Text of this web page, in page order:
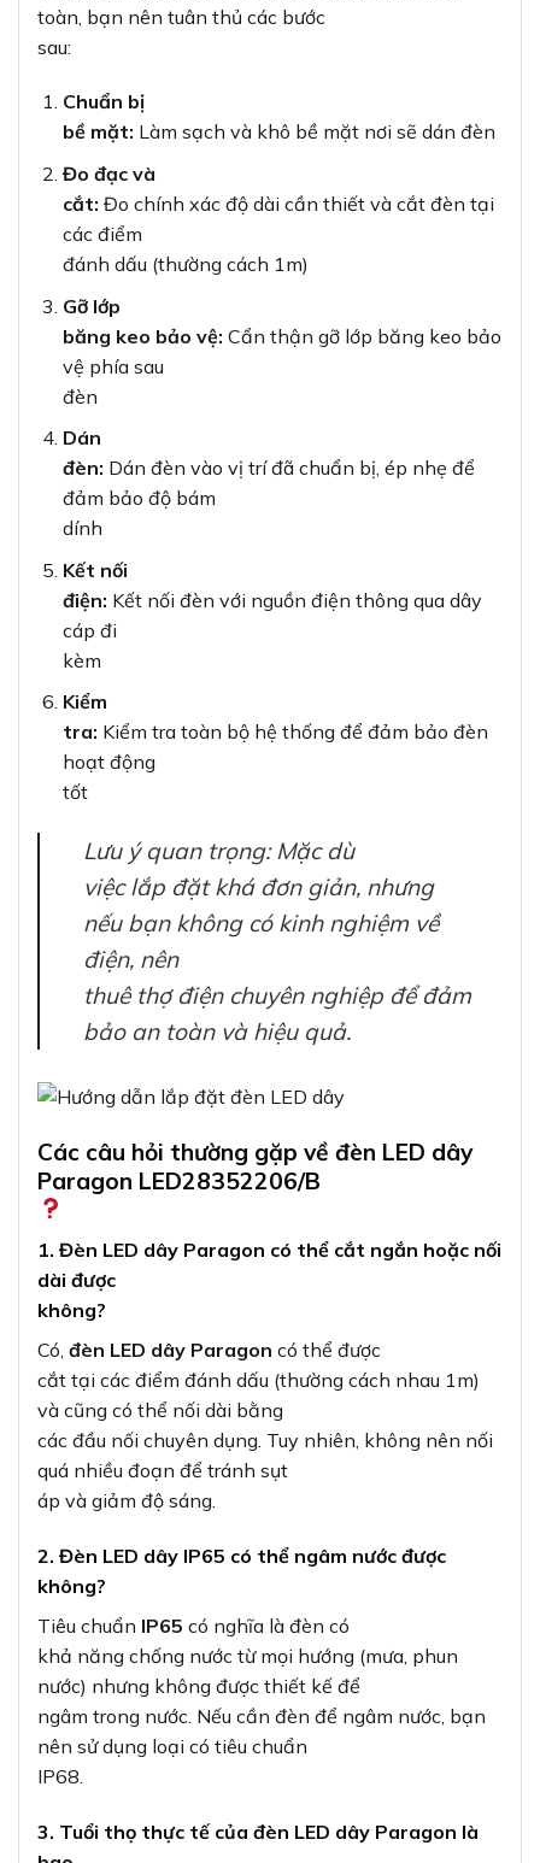
toàn, bạn nên tuân thủ các bước
sau:
Chuẩn bị
bề mặt: Làm sạch và khô bề mặt nơi sẽ dán đèn
Đo đạc và
cắt: Đo chính xác độ dài cần thiết và cắt đèn tại
các điểm
đánh dấu (thường cách 1m)
Gỡ lớp
băng keo bảo vệ: Cẩn thận gỡ lớp băng keo bảo
vệ phía sau
đèn
Dán
đèn: Dán đèn vào vị trí đã chuẩn bị, ép nhẹ để
đảm bảo độ bám
dính
Kết nối
điện: Kết nối đèn với nguồn điện thông qua dây
cáp đi
kèm
Kiểm
tra: Kiểm tra toàn bộ hệ thống để đảm bảo đèn
hoạt động
tốt
Lưu ý quan trọng: Mặc dù
việc lắp đặt khá đơn giản, nhưng
nếu bạn không có kinh nghiệm về
điện, nên
thuê thợ điện chuyên nghiệp để đảm
bảo an toàn và hiệu quả.
Các câu hỏi thường gặp về đèn LED dây
Paragon LED28352206/B
1. Đèn LED dây Paragon có thể cắt ngắn hoặc nối
dài được
không?
Có, đèn LED dây Paragon có thể được
cắt tại các điểm đánh dấu (thường cách nhau 1m)
và cũng có thể nối dài bằng
các đầu nối chuyên dụng. Tuy nhiên, không nên nối
quá nhiều đoạn để tránh sụt
áp và giảm độ sáng.
2. Đèn LED dây IP65 có thể ngâm nước được
không?
Tiêu chuẩn IP65 có nghĩa là đèn có
khả năng chống nước từ mọi hướng (mưa, phun
nước) nhưng không được thiết kế để
ngâm trong nước. Nếu cần đèn để ngâm nước, bạn
nên sử dụng loại có tiêu chuẩn
IP68.
3. Tuổi thọ thực tế của đèn LED dây Paragon là